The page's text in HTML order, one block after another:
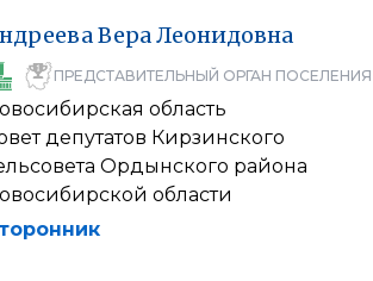
ВераЛеонидовна
ПРЕДСТАВИТЕЛЬНЫЙ ОРГАН ПОСЕЛЕНИЯ
область
депутатов Кирзинского
Ордынского района
области